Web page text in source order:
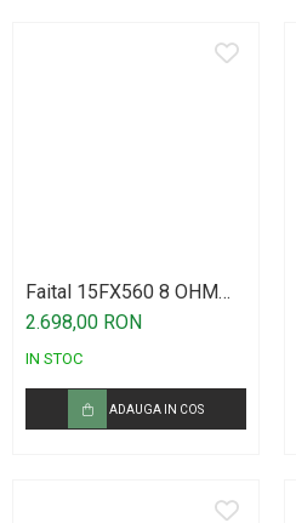
Faital 15FX560 8 OHM
1400W Difuzor
2.698,00 RON
IN STOC
ADAUGA IN COS